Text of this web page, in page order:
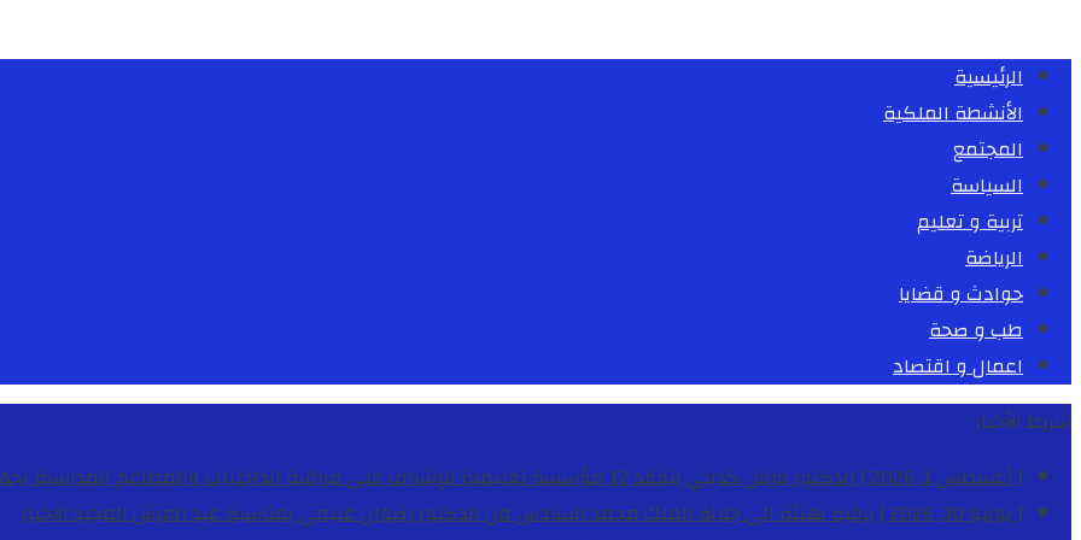
الرئيسية
الأنشطة الملكية
المجتمع
السياسة
تربية و تعليم
الرياضة
حوادث و قضايا
طب و صحة
اعمال و اقتصاد
شريط الأخبار
[ أغسطس 1, 2026 ]
الدكتور نوفل كديلي يتفقد 12 مؤسسة تعليمية للإشراف على مراقبة الداخليات والمطاعم المدرسية بجهة الدار البيضاء-سطات
[ يوليو 30, 2026 ]
برقية تهنئة الى جلالة الملك محمد السادس من الدكتور رضوان غنيمي بمناسبة عيد العرش المجيدالاخبار